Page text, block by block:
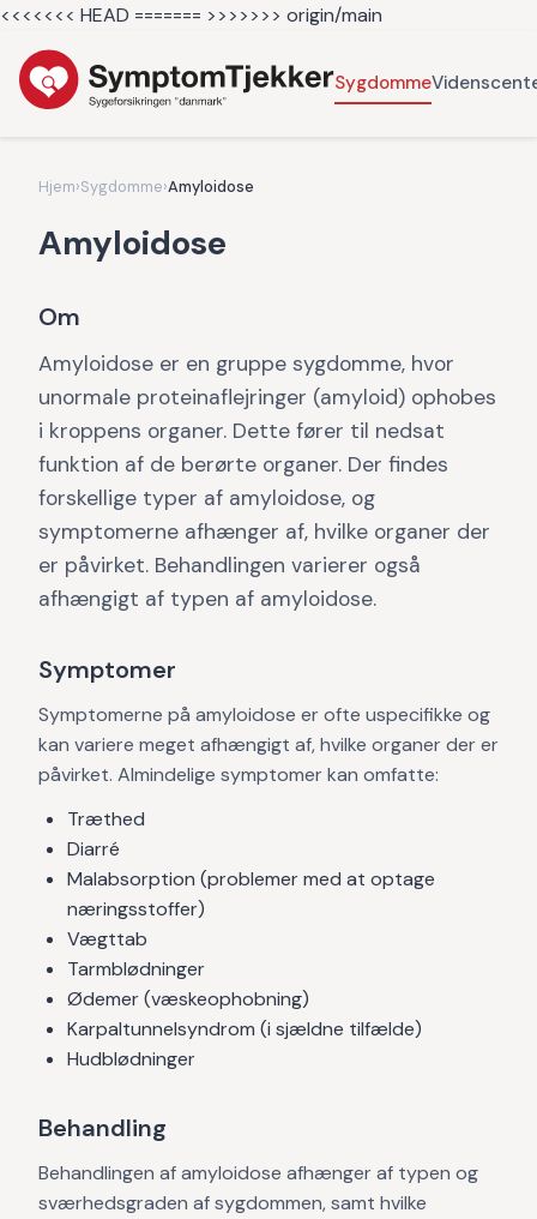
<<<<<<< HEAD ======= >>>>>>> origin/main
Sygdomme
Hjem›Sygdomme›Amyloidose
Amyloidose
Om
Amyloidose er en gruppe sygdomme, hvor
unormale proteinaflejringer (amyloid) ophobes
i kroppens organer. Dette fører til nedsat
funktion af de berørte organer. Der findes
forskellige typer af amyloidose, og
symptomerne afhænger af, hvilke organer der
er påvirket. Behandlingen varierer også
afhængigt af typen af amyloidose.
Symptomer
Symptomerne på amyloidose er ofte uspecifikke og
kan variere meget afhængigt af, hvilke organer der er
påvirket. Almindelige symptomer kan omfatte:
Træthed
Diarré
Malabsorption (problemer med at optage
næringsstoffer)
Vægttab
Tarmblødninger
Ødemer (væskeophobning)
Karpaltunnelsyndrom (i sjældne tilfælde)
Hudblødninger
Behandling
Behandlingen af amyloidose afhænger af typen og
sværhedsgraden af sygdommen, samt hvilke